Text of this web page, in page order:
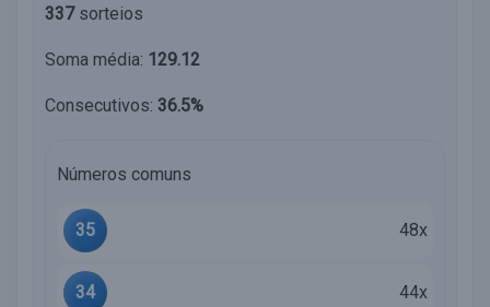
337sorteios
Soma média: 129.12
Consecutivos: 36.5%
Números comuns
35 48x
34 44x